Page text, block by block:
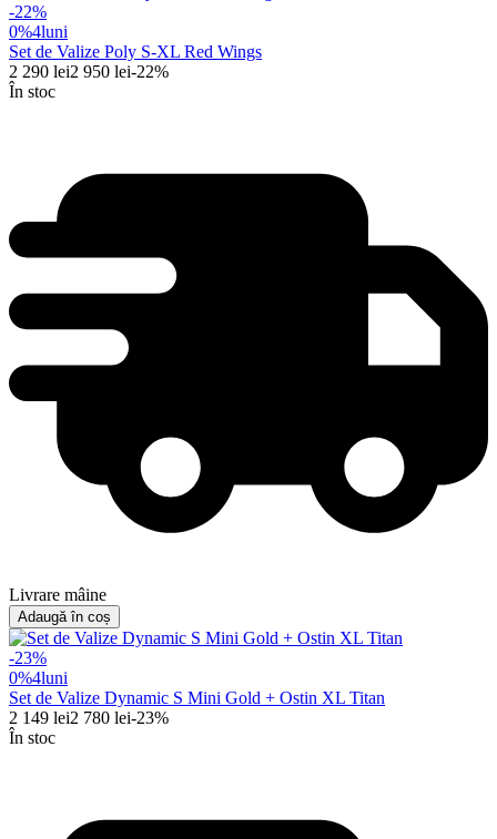
-22%
0%4luni
Set de Valize Poly S-XL Red Wings
2 290 lei2 950 lei-22%
În stoc
Livrare mâine
Adaugă în coș
-23%
0%4luni
Set de Valize Dynamic S Mini Gold + Ostin XL Titan
2 149 lei2 780 lei-23%
În stoc